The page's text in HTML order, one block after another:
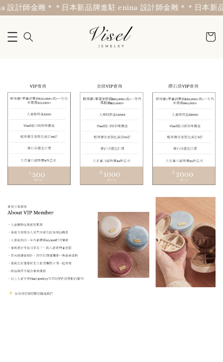
設計師金雕＊ ＊日本新品牌進駐 enina 設計師金雕＊ ＊日本新